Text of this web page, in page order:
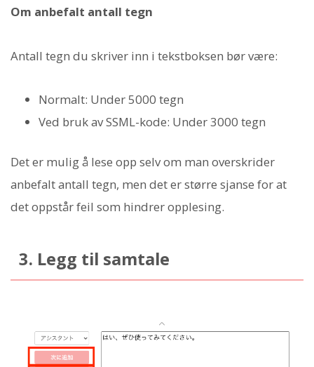
Om anbefalt antall tegn
Antall tegn du skriver inn i tekstboksen bør være:
Normalt: Under 5000 tegn
Ved bruk av SSML-kode: Under 3000 tegn
Det er mulig å lese opp selv om man overskrider
anbefalt antall tegn, men det er større sjanse for at
det oppstår feil som hindrer opplesing.
3. Legg til samtale